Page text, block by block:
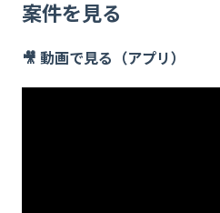
案件を見る
🎥 動画で見る（アプリ）